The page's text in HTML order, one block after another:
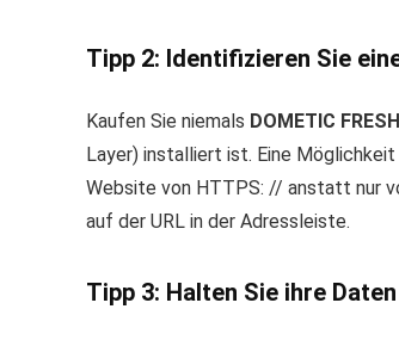
Tipp 2: Identifizieren Sie
Kaufen Sie niemals DOMETIC
Layer) installiert ist. Eine
Website von HTTPS: // anstatt nur
auf der URL in der Adressleiste.
Tipp 3: Halten Sie ihre